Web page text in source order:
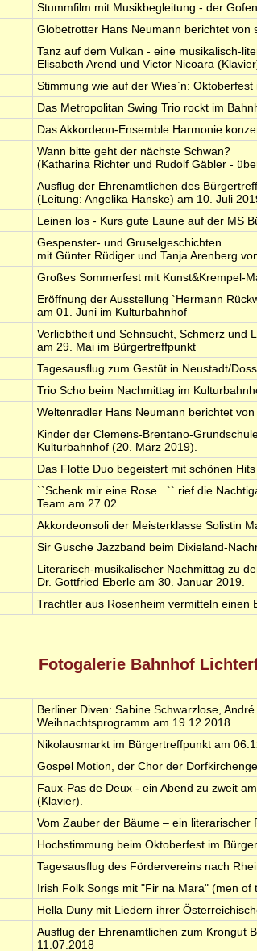
Stummfilm mit Musikbegleitung - der
Globetrotter Hans Neumann berichtet
Tanz auf dem Vulkan - eine musikalisch-
Elisabeth Arend und Victor Nicoara
Stimmung wie auf der Wies`n:
Das Metropolitan Swing Trio rockt im
Das Akkordeon-Ensemble Harmonie
Wann bitte geht der nächste Schwan?
(Katharina Richter und Rudolf Gäbler -
Ausflug der Ehrenamtlichen des
(Leitung: Angelika Hanske) am 10. Juli
Leinen los - Kurs gute Laune auf der MS
Gespenster- und Gruselgeschichten
mit Günter Rüdiger und Tanja Arenberg
Großes Sommerfest mit Kunst&Krempel-
Eröffnung der Ausstellung `Hermann
am 01. Juni im Kulturbahnhof
Verliebtheit und Sehnsucht, Schmerz und
am 29. Mai im Bürgertreffpunkt
Tagesausflug zum Gestüt in Neustadt/
Trio Scho beim Nachmittag im
Weltenradler Hans Neumann berichtet
Kinder der Clemens-Brentano-
Kulturbahnhof (20. März 2019).
Das Flotte Duo begeistert mit schönen
``Schenk mir eine Rose...`` rief die
Team am 27.02.
Akkordeonsoli der Meisterklasse Solistin
Sir Gusche Jazzband beim Dixieland-
Literarisch-musikalischer Nachmittag zu
Dr. Gottfried Eberle am 30. Januar 2019.
Trachtler aus Rosenheim vermitteln
Fotogalerie Bahnhof
Berliner Diven: Sabine Schwarzlose,
Weihnachtsprogramm am 19.12.2018.
Nikolausmarkt im Bürgertreffpunkt am
Gospel Motion, der Chor der
Faux-Pas de Deux - ein Abend zu zweit
(Klavier).
Vom Zauber der Bäume – ein literarischer
Hochstimmung beim Oktoberfest im
Tagesausflug des Fördervereins nach
Irish Folk Songs mit "Fir na Mara" (men
Hella Duny mit Liedern ihrer
Ausflug der Ehrenamtlichen zum Krongut
11.07.2018